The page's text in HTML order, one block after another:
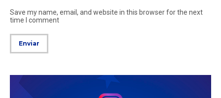
Save my name, email, and website in this browser for the next
time I comment